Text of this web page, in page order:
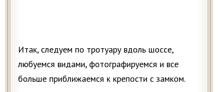
Итак, следуем по тротуару вдоль шоссе,
любуемся видами, фотографируемся и все
больше приближаемся к крепости с замком.